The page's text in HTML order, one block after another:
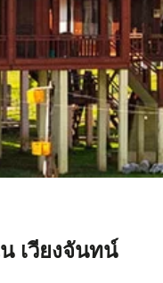
เวียงจันทน์